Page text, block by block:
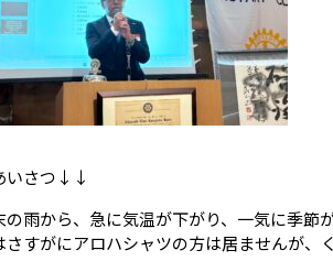
いさつ↓↓
の雨から、急に気温が下がり、一気に季節
さすがにアロハシャツの方は居ませんが、